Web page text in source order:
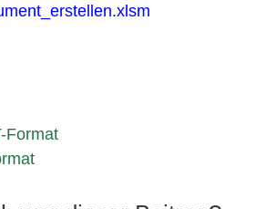
Format